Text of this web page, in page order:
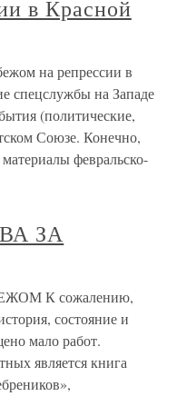
в Красной
на репрессии в
спецслужбы на Западе
(политические,
Союзе. Конечно,
февральско-
ЗА
К сожалению,
состояние и
мало работ.
является книга